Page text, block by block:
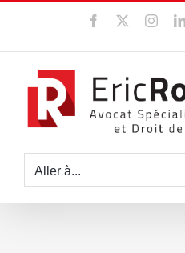
contenu
Facebook
Aller à...